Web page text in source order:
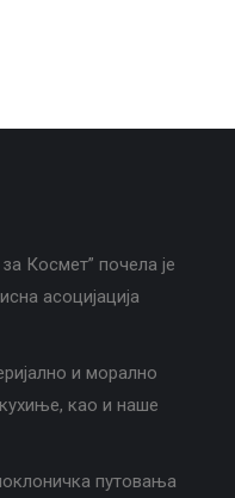
Космет” почела је
асоцијација
и морално
као и наше
путовања